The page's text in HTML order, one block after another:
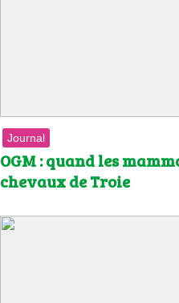
Journal
OGM : quand les
chevaux de Troie